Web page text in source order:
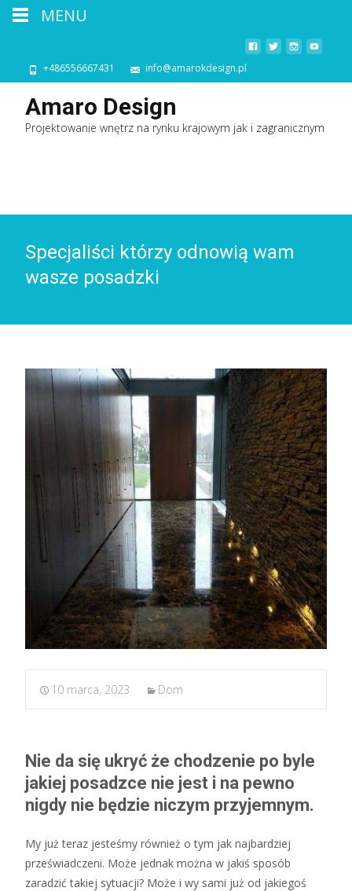
+486556667431 info@amarokdesign.pl
Amaro Design
Projektowanie wnętrz na rynku krajowym jak i zagranicznym
Specjaliści którzy odnowią wam
wasze posadzki
10 marca, 2023 Dom
Nie da się ukryć że chodzenie po byle
jakiej posadzce nie jest i na pewno
nigdy nie będzie niczym przyjemnym.
My już teraz jesteśmy również o tym jak najbardziej
przeświadczeni. Może jednak można w jakiś sposób
zaradzić takiej sytuacji? Może i wy sami już od jakiegoś
MENU